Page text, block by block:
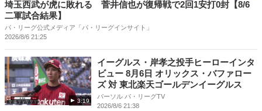
埼玉西武が虎に敗れる 菅井信也が復帰戦で2回1安打0封【8/6
二軍試合結果】
パ・リーグ公式メディア「パ・リーグインサイト」
2026/8/6 21:25
3:19
イーグルス・岸孝之投手ヒーローインタ
ビュー 8月6日 オリックス・バファロー
ズ 対 東北楽天ゴールデンイーグルス
パーソル パ・リーグTV
2026/8/6 21:38